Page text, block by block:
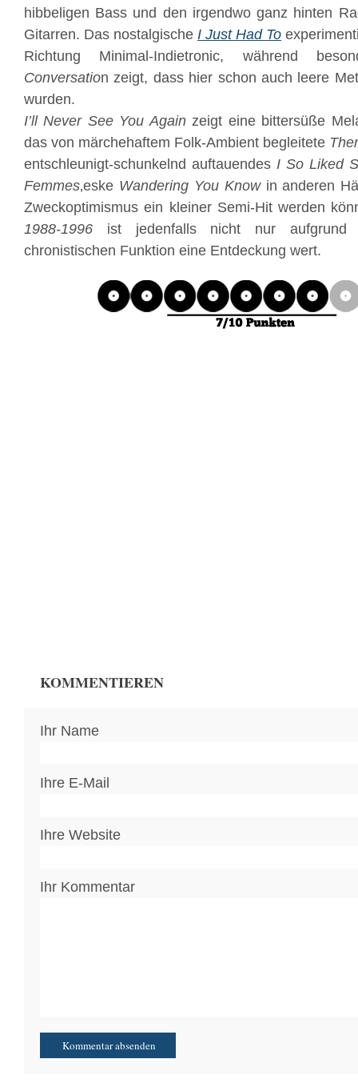
hibbeligen Bass und den irgendwo ganz hinten
Gitarren. Das nostalgische I Just Had To
Richtung Minimal-Indietronic, während
Conversation zeigt, dass hier schon auch leere
wurden.
I’ll Never See You Againzeigt eine bittersüße
das von märchehaftem Folk-Ambient begleitete
entschleunigt-schunkelnd auftauendes I So Liked
Femmes‚eske Wandering You Knowin anderen
Zweckoptimismus ein kleiner Semi-Hit werden
1988​-​1996 ist jedenfalls nicht nur aufgrund
chronistischen Funktion eine Entdeckung wert.
KOMMENTIEREN
Ihr Name
Ihre E-Mail
Ihre Website
Ihr Kommentar